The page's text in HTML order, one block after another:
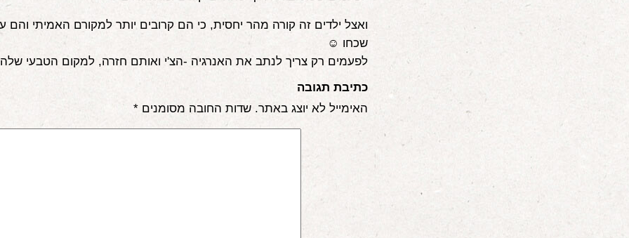
ואצל ילדים זה קורה מהר יחסית, כי הם קרובים יותר למקורם האמיתי והם
שכחו ☺️
לפעמים רק צריך לנתב את האנרגיה -הצ'י ואותם חזרה, למקום הטבעי
כתיבת תגובה
האימייל לא יוצג באתר. שדות החובה מסומנים *